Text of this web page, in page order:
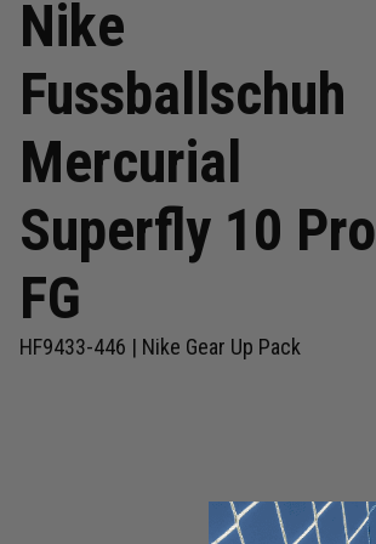
Nike
Fussballschuh
Mercurial
Superfly 10 Pro
FG
HF9433-446 | Nike Gear Up Pack